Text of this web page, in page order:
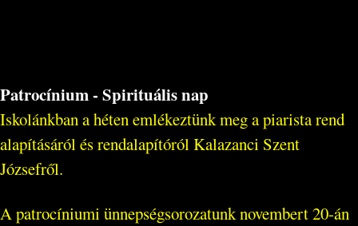
Patrocínium - Spirituális nap
Iskolánkban a héten emlékeztünk meg a piarista rend
alapításáról és rendalapítóról Kalazanci Szent
Józsefről.
A patrocíniumi ünnepségsorozatunk novembert 20-án